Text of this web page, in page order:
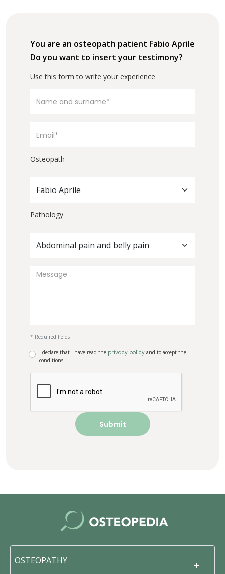
You are an osteopath patient Fabio Aprile
Do you want to insert your testimony?
Use this form to write your experience
Osteopath
Fabio Aprile
Pathology
Abdominal pain and belly pain
* Required fields
I declare that I have read the privacy policy and to accept the
conditions.
OSTEOPATHY